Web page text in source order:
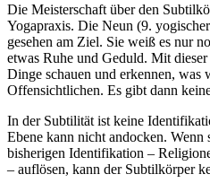
Die Meisterschaft über den
Yogapraxis. Die Neun (9.
gesehen am Ziel. Sie weiß es nur
etwas Ruhe und Geduld. Mit
Dinge schauen und erkennen, was
Offensichtlichen. Es gibt dann
In der Subtilität ist keine
Ebene kann nicht andocken. Wenn
bisherigen Identifikation –
– auflösen, kann der Subtilkörper